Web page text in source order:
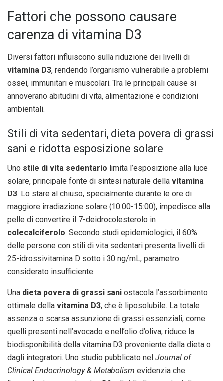
Fattori che possono causare
carenza di vitamina D3
Diversi fattori influiscono sulla riduzione dei livelli di
vitamina D3, rendendo l’organismo vulnerabile a problemi
ossei, immunitari e muscolari. Tra le principali cause si
annoverano abitudini di vita, alimentazione e condizioni
ambientali.
Stili di vita sedentari, dieta povera di grassi
sani e ridotta esposizione solare
Uno stile di vita sedentario limita l’esposizione alla luce
solare, principale fonte di sintesi naturale della vitamina
D3. Lo stare al chiuso, specialmente durante le ore di
maggiore irradiazione solare (10:00-15:00), impedisce alla
pelle di convertire il 7-deidrocolesterolo in
colecalciferolo. Secondo studi epidemiologici, il 60%
delle persone con stili di vita sedentari presenta livelli di
25-idrossivitamina D sotto i 30 ng/mL, parametro
considerato insufficiente.
Una dieta povera di grassi sani ostacola l’assorbimento
ottimale della vitamina D3, che è liposolubile. La totale
assenza o scarsa assunzione di grassi essenziali, come
quelli presenti nell’avocado e nell’olio d’oliva, riduce la
biodisponibilità della vitamina D3 proveniente dalla dieta o
dagli integratori. Uno studio pubblicato nel Journal of
Clinical Endocrinology & Metabolism evidenzia che